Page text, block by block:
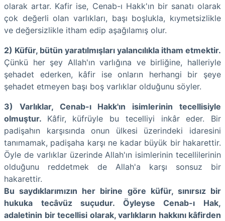
olarak artar. Kafir ise, Cenab-ı Hakk'ın bir sanatı olarak
çok değerli olan varlıkları, başı boşlukla, kıymetsizlikle
ve değersizlikle itham edip aşağılamış olur.
2) Küfür, bütün yaratılmışları yalancılıkla itham etmektir.
Çünkü her şey Allah'ın varlığına ve birliğine, halleriyle
şehadet ederken, kâfir ise onların herhangi bir şeye
şehadet etmeyen başı boş varlıklar olduğunu söyler.
3) Varlıklar, Cenab-ı Hakk'ın isimlerinin tecellisiyle
olmuştur. Kâfir, küfrüyle bu tecelliyi inkâr eder. Bir
padişahın karşısında onun ülkesi üzerindeki idaresini
tanımamak, padişaha karşı ne kadar büyük bir hakarettir.
Öyle de varlıklar üzerinde Allah'ın isimlerinin tecellilerinin
olduğunu reddetmek de Allah'a karşı sonsuz bir
hakarettir.
Bu saydıklarımızın her birine göre küfür, sınırsız bir
hukuka tecâvüz suçudur. Öyleyse Cenab-ı Hak,
adaletinin bir tecellisi olarak, varlıkların hakkını kâfirden